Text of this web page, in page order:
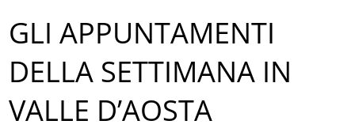
GLI APPUNTAMENTI
DELLA SETTIMANA IN
VALLE D’AOSTA